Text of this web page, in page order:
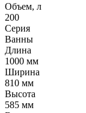
Объем, л
200
Серия
Ванны
Длина
1000 мм
Ширина
810 мм
Высота
585 мм